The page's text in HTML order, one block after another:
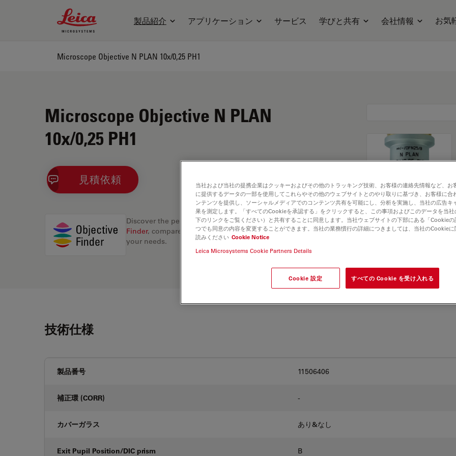
Leica Microsystems Logo
製品紹介 アプリケーション サービス 学びと共有 会社情報 お気
Microscope Objective N PLAN 10x/0,25 PH1
Microscope Objective N PLAN
10x/0,25 PH1
見積依頼
Discover the perfect solution. Explore ourObjective
Finder, compare alternatives, and find the best fit for
your needs.
技術仕様
製品番号 11506406
補正環 (CORR) -
カバーガラス あり&なし
Exit Pupil Position/DIC prism B
当社および当社の提携企業はクッキーおよびその他のトラッキング技術、お客様の連絡先情報など、お
に提供するデータの一部を使用してこれらやその他のウェブサイトとのやり取りに基づき、お客様に合
ンテンツを提供し、ソーシャルメディアでのコンテンツ共有を可能にし、分析を実施し、当社の広告キ
果を測定します。「すべてのCookieを承認する」をクリックすると、この事項およびこのデータを当社
下のリンクをご覧ください）と共有することに同意します。当社ウェブサイトの下部にある「Cookie
つでも同意の内容を変更することができます。当社の業務慣行の詳細につきましては、当社のCookieに
読みください Cookie Notice
Leica Microsystems Cookie Partners Details
Cookie 設定 すべての Cookie を受け入れる